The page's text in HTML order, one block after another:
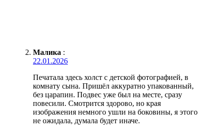
Малика :
22.01.2026
Печатала здесь холст с детской фотографией, в
комнату сына. Пришёл аккуратно упакованный,
без царапин. Подвес уже был на месте, сразу
повесили. Смотрится здорово, но края
изображения немного ушли на боковины, я этого
не ожидала, думала будет иначе.